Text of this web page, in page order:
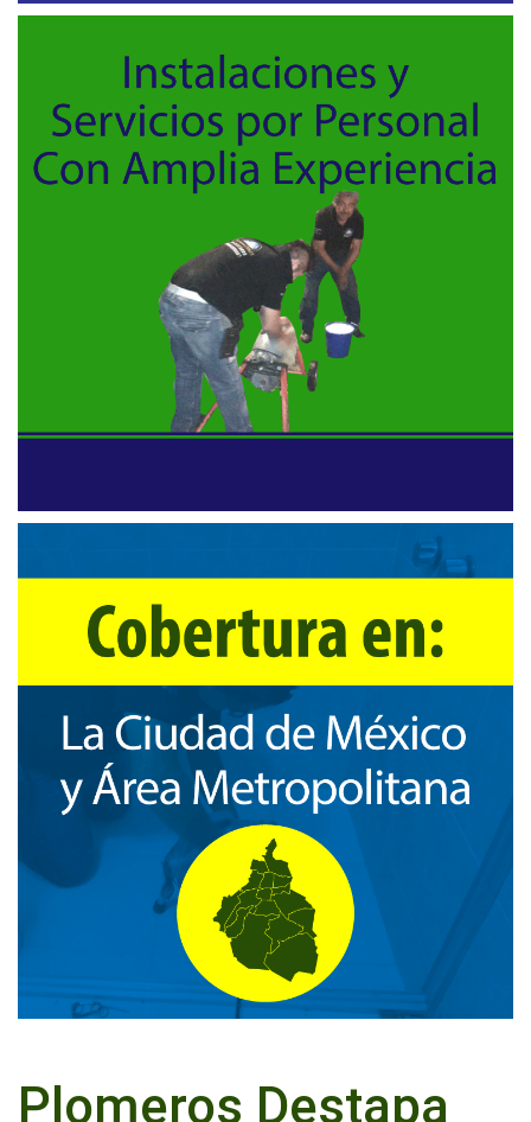
Plomeros Destapa